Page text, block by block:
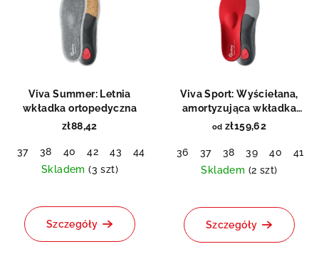
w
Viva Summer: Letnia
wkładka ortopedyczna
zł88,42
37 38 40 42 43 44
46
Skladem(3 szt)
ocena
produktu
Szczegóły
Viva Sport: Wyściełana,
amortyzująca wkładka
ortopedyczna
od zł159,62
36 37 38 39 40 41
Skladem (2 szt)
ocena
produktu
Szczegóły